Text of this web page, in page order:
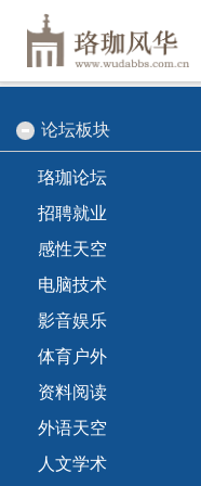
论坛板块
珞珈论坛
招聘就业
感性天空
电脑技术
影音娱乐
体育户外
资料阅读
外语天空
人文学术